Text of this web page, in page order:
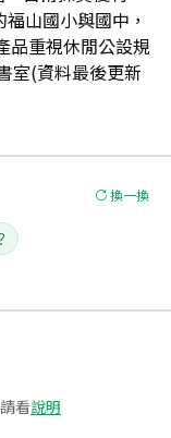
山國小與國中，
品重視休閒公設規
室(資料最後更新
換一換
看說明